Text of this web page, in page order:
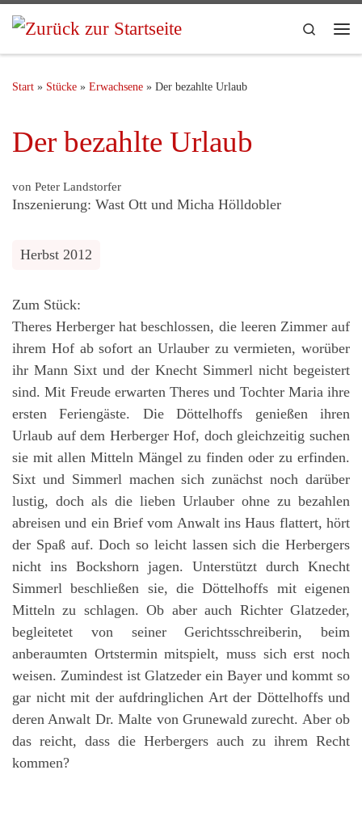
Search
Start » Stücke » Erwachsene » Der bezahlte Urlaub
Der bezahlte Urlaub
von Peter Landstorfer
Inszenierung: Wast Ott und Micha Hölldobler
Herbst 2012
Zum Stück:
Theres Herberger hat beschlossen, die leeren Zimmer auf
ihrem Hof ab sofort an Urlauber zu vermieten, worüber
ihr Mann Sixt und der Knecht Simmerl nicht begeistert
sind. Mit Freude erwarten Theres und Tochter Maria ihre
ersten Feriengäste. Die Döttelhoffs genießen ihren
Urlaub auf dem Herberger Hof, doch gleichzeitig suchen
sie mit allen Mitteln Mängel zu finden oder zu erfinden.
Sixt und Simmerl machen sich zunächst noch darüber
lustig, doch als die lieben Urlauber ohne zu bezahlen
abreisen und ein Brief vom Anwalt ins Haus flattert, hört
der Spaß auf. Doch so leicht lassen sich die Herbergers
nicht ins Bockshorn jagen. Unterstützt durch Knecht
Simmerl beschließen sie, die Döttelhoffs mit eigenen
Mitteln zu schlagen. Ob aber auch Richter Glatzeder,
begleitetet von seiner Gerichtsschreiberin, beim
anberaumten Ortstermin mitspielt, muss sich erst noch
weisen. Zumindest ist Glatzeder ein Bayer und kommt so
gar nicht mit der aufdringlichen Art der Döttelhoffs und
deren Anwalt Dr. Malte von Grunewald zurecht. Aber ob
das reicht, dass die Herbergers auch zu ihrem Recht
kommen?